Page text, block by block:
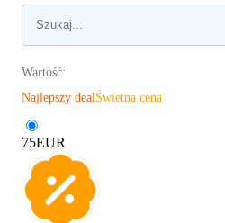
Wartość:
Najlepszy deal Świetna cena
75EUR